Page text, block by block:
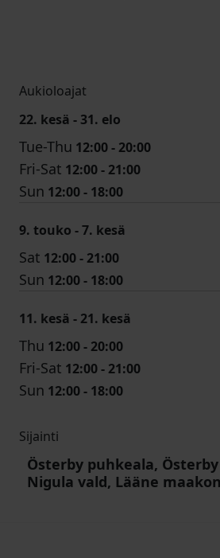
Aukioloajat
22. kesä - 31. elo
Tue-Thu 12:00 - 20:00
Fri-Sat 12:00 - 21:00
Sun 12:00 - 18:00
9. touko - 7. kesä
Sat 12:00 - 21:00
Sun 12:00 - 18:00
11. kesä - 21. kesä
Thu 12:00 - 20:00
Fri-Sat 12:00 - 21:00
Sun 12:00 - 18:00
Sijainti
Österby puhkeala,
Nigula vald, Lääne